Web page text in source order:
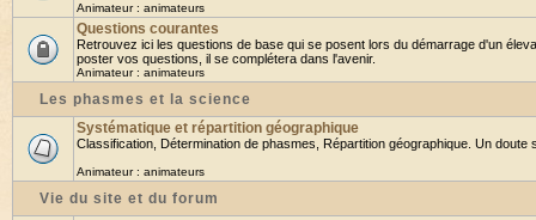
Animateur : animateurs
Questions courantes
Retrouvez ici les questions de base qui se posent lors du démarrage d'un
poster vos questions, il se complétera dans l'avenir.
Animateur : animateurs
Les phasmes et la science
Systématique et répartition géographique
Classification, Détermination de phasmes, Répartition géographique. Un doute
Animateur : animateurs
Vie du site et du forum